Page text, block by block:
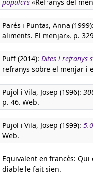
populars «Refranys del
Parés i Puntas, Anna (1999):
aliments. El menjar», p.
Puff (2014): Dites i refranys
refranys sobre el menjar i
Pujol i Vila, Josep (1996):
p. 46. Web.
Pujol i Vila, Josep (1999):
Web.
Equivalent en francès: Qui
diable le fait sien.